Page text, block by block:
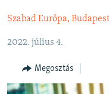
Ugrás
VIDEÓK
ELEMZŐ
NER15
SZABADON
Szabad Európa, Budapest
2022. július 4.
Megosztás